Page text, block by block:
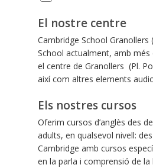
El nostre centre
Cambridge School
School actualment, amb més
el centre de Granollers (Pl.
així com altres elements
Els nostres cursos
Oferim cursos d’anglès des
adults, en qualsevol nivell:
Cambridge amb cursos
en la parla i comprensió de